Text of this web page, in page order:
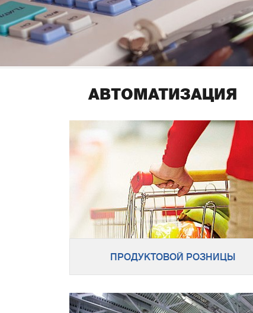
АВТОМАТИЗАЦИЯ
ПРОДУКТОВОЙ РОЗНИЦЫ